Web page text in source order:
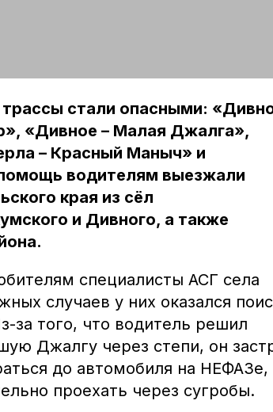
стали опасными:
«Дивное – Малая Джалга»,
– Красный Маныч» и
водителям выезжали
края из сёл
и Дивного, а также
специалисты АСГ села
случаев у них оказался
за того, что водитель решил
Джалгу через степи, он
до автомобиля на НЕФАЗе,
проехать через сугробы.